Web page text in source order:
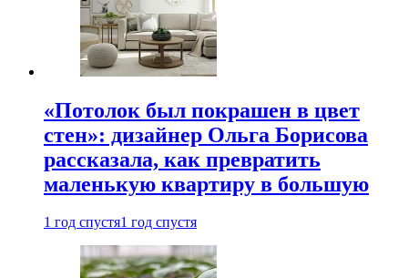
«Потолок был покрашен в цвет
стен»: дизайнер Ольга Борисова
рассказала, как превратить
маленькую квартиру в большую
1 год спустя1 год спустя